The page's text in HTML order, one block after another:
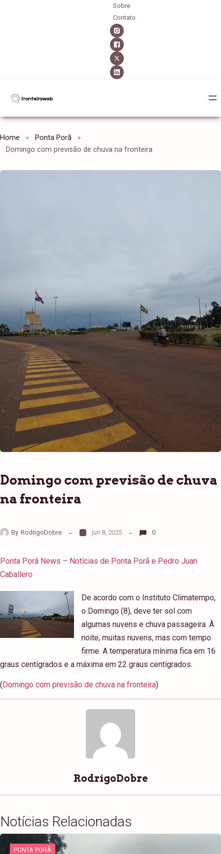
Sobre
Contato
Home
Ponta Porã
Domingo com previsão de chuva na fronteira
Domingo com previsão de chuva
na fronteira
By RodrigoDobre jun 8, 2025 0
Ponta Porã News – Notícias de Ponta Porã e Pedro Juan
Caballero
De acordo com o Instituto Climatempo,
o Domingo (8), deve ter sol com
algumas nuvens e chuva passageira. À
noite, muitas nuvens, mas com tempo
firme. A temperatura mínima fica em 16
graus centígrados e a máxima em 22 graus centígrados.
( Domingo com previsão de chuva na fronteira)
RodrigoDobre
Notícias Relacionadas
PONTA PORÃ